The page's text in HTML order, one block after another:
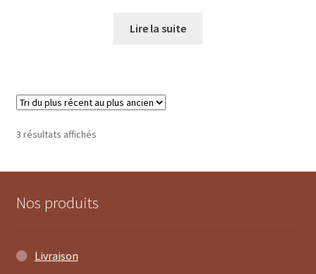
Lire la suite
3 résultats affichésTrié
plus
Nos produits
Livraison